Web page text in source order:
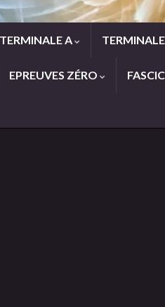
TERMINALE A
EPREUVES ZÉRO